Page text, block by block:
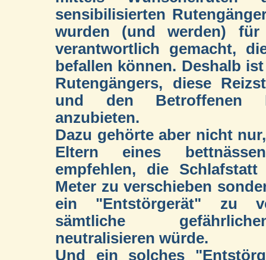
sensibilisierten
wurden (und werden) für
verantwortlich gemacht,
befallen können. Deshalb
Rutengängers, diese
und den Betroffenen
anzubieten.
Dazu gehörte aber nicht
Eltern eines
empfehlen, die
Meter zu verschieben
ein "Entstörgerät" zu
sämtliche
neutralisieren würde.
Und ein solches